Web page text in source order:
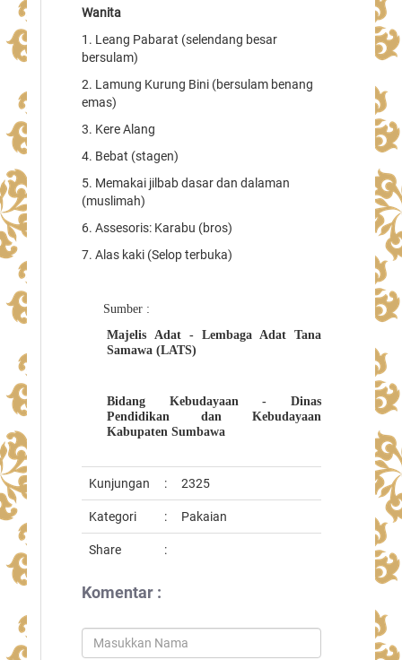
Wanita
1. Leang Pabarat (selendang besar
bersulam)
2. Lamung Kurung Bini (bersulam benang
emas)
3. Kere Alang
4. Bebat (stagen)
5. Memakai jilbab dasar dan dalaman
(muslimah)
6. Assesoris: Karabu (bros)
7. Alas kaki (Selop terbuka)
Sumber :
Majelis Adat - Lembaga Adat Tana
Samawa (LATS)
Bidang Kebudayaan - Dinas
Pendidikan dan Kebudayaan
Kabupaten Sumbawa
Kunjungan : 2325
Kategori : Pakaian
Share :
Komentar :